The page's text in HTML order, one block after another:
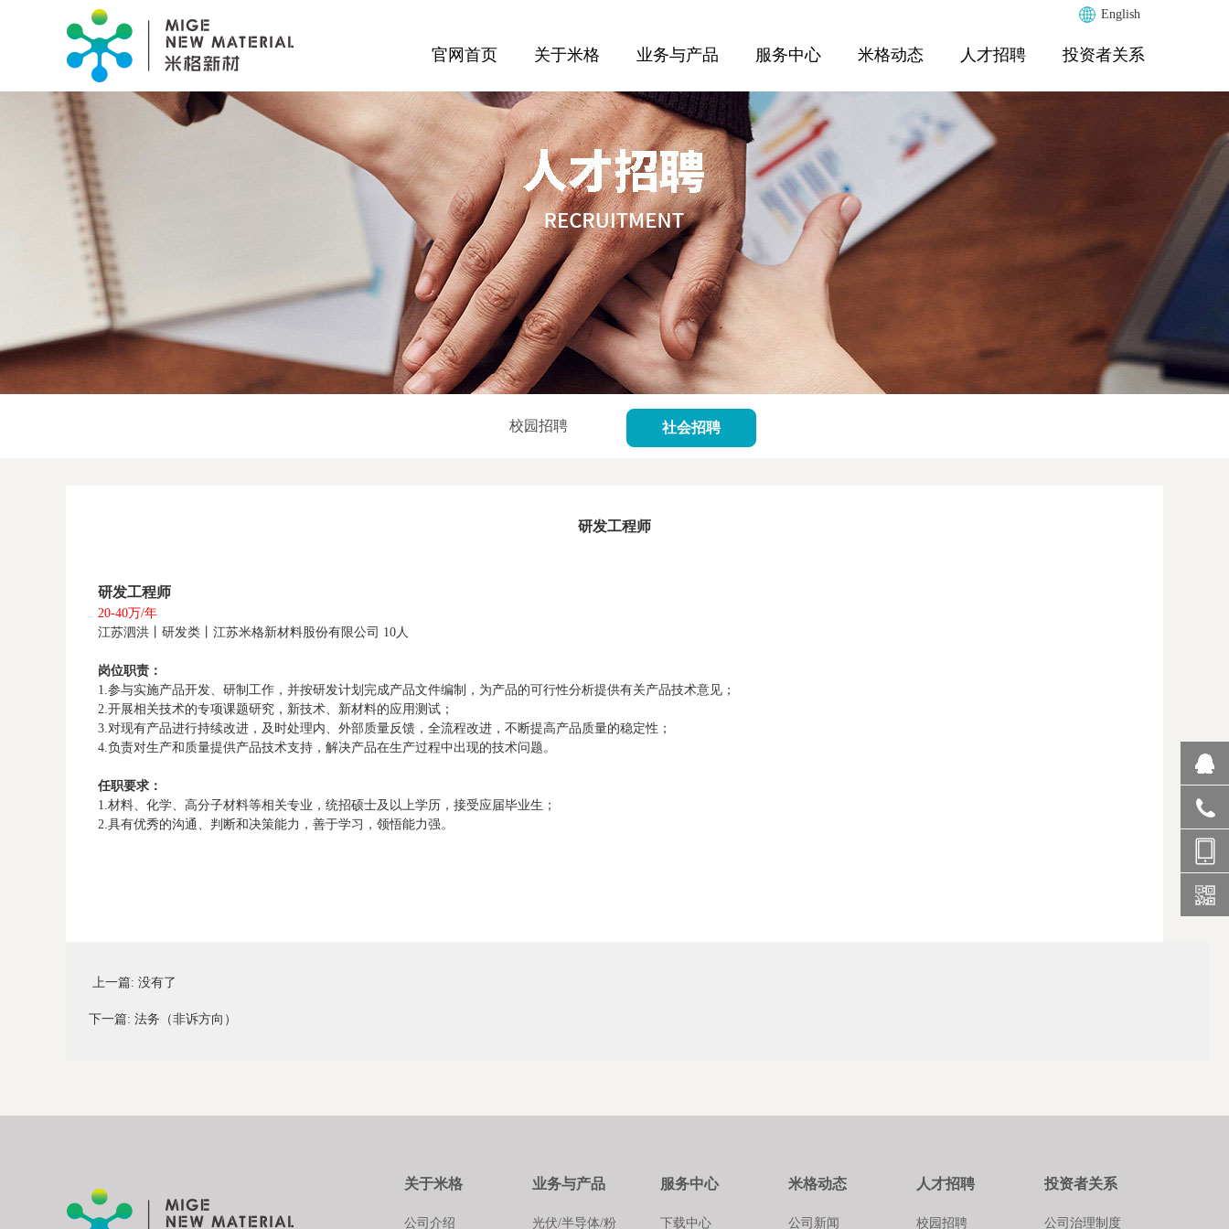
English
官网首页 关于米格 业务与产品 服务中心 米格动态 人才招聘 投资者关系
校园招聘 社会招聘
研发工程师
研发工程师
20-40万/年
江苏泗洪丨研发类丨江苏米格新材料股份有限公司 10人
岗位职责：
1.参与实施产品开发、研制工作，并按研发计划完成产品文件编制，为产品的可行性分析提供有关产品技术意见；
2.开展相关技术的专项课题研究，新技术、新材料的应用测试；
3.对现有产品进行持续改进，及时处理内、外部质量反馈，全流程改进，不断提高产品质量的稳定性；
4.负责对生产和质量提供产品技术支持，解决产品在生产过程中出现的技术问题。
任职要求：
1.材料、化学、高分子材料等相关专业，统招硕士及以上学历，接受应届毕业生；
2.具有优秀的沟通、判断和决策能力，善于学习，领悟能力强。
上一篇: 没有了
下一篇: 法务（非诉方向）
关于米格
公司介绍
业务与产品
光伏/半导体/粉
服务中心
下载中心
米格动态
公司新闻
人才招聘
校园招聘
投资者关系
公司治理制度